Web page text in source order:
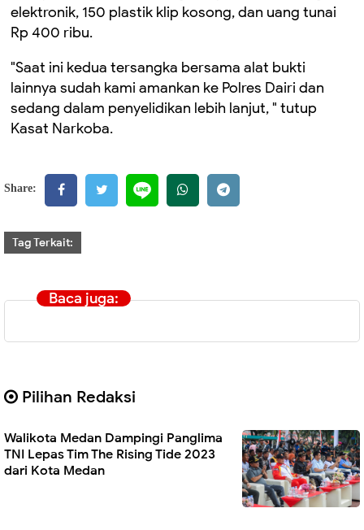
elektronik, 150 plastik klip kosong, dan uang tunai
Rp 400 ribu.
"Saat ini kedua tersangka bersama alat bukti
lainnya sudah kami amankan ke Polres Dairi dan
sedang dalam penyelidikan lebih lanjut, " tutup
Kasat Narkoba.
Share:
Tag Terkait:
Baca juga:
Pilihan Redaksi
Walikota Medan Dampingi Panglima
TNI Lepas Tim The Rising Tide 2023
dari Kota Medan